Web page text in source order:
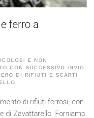
ferro a
E NON
CON SUCCESSIVO INVIO
DI RIFIUTI E SCARTI
di rifiuti ferrosi, con
di Zavattarello. Forniamo